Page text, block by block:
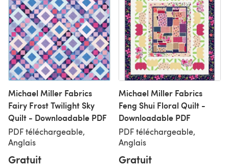
Michael Miller Fabrics
Fairy Frost Twilight Sky
Quilt - Downloadable PDF
PDF téléchargeable,
Anglais
Gratuit
Michael Miller Fabrics
Feng Shui Floral Quilt -
Downloadable PDF
PDF téléchargeable,
Anglais
Gratuit